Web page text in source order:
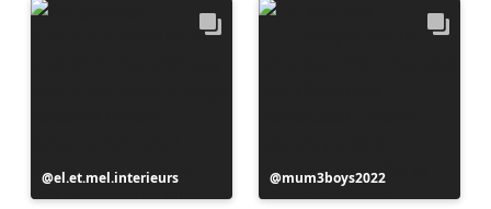
Postitus
avaldatud
el.et.mel.interieurs
Postitus
avaldatud
mum3boys2022